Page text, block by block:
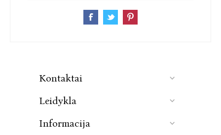
Kontaktai
Leidykla
Informacija